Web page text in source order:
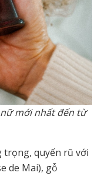
mới nhất đến từ
trọng, quyến rũ với
de Mai), gỗ